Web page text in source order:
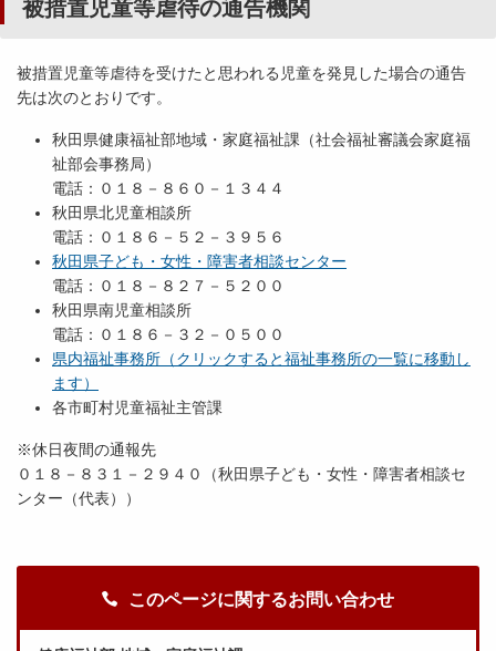
被措置児童等虐待の通告機関
被措置児童等虐待を受けたと思われる児童を発見した場合の通告
先は次のとおりです。
秋田県健康福祉部地域・家庭福祉課（社会福祉審議会家庭福
祉部会事務局）
電話：０１８－８６０－１３４４
秋田県北児童相談所
電話：０１８６－５２－３９５６
秋田県子ども・女性・障害者相談センター
電話：０１８－８２７－５２００
秋田県南児童相談所
電話：０１８６－３２－０５００
県内福祉事務所（クリックすると福祉事務所の一覧に移動し
ます）
各市町村児童福祉主管課
※休日夜間の通報先
０１８－８３１－２９４０（秋田県子ども・女性・障害者相談セ
ンター（代表））
このページに関するお問い合わせ